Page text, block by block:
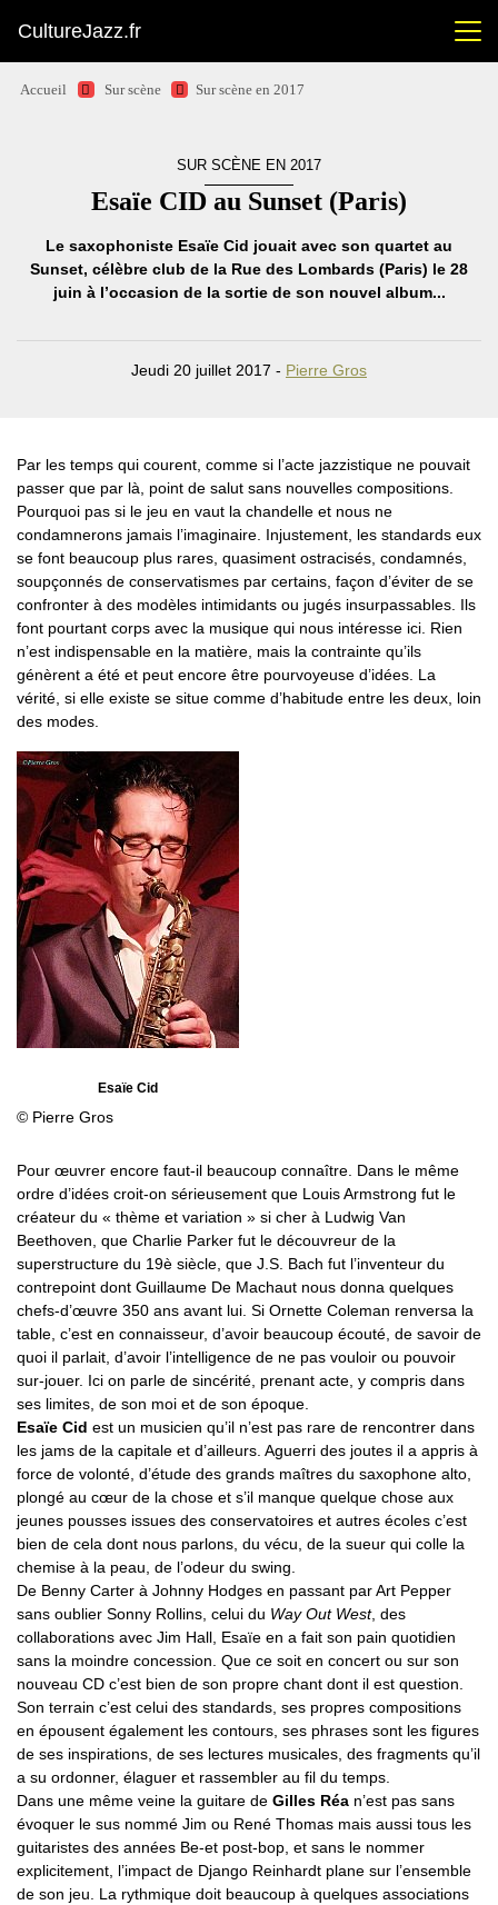
CultureJazz.fr
Accueil Sur scène Sur scène en 2017
SUR SCÈNE EN 2017
Esaïe CID au Sunset (Paris)
Le saxophoniste Esaïe Cid jouait avec son quartet au
Sunset, célèbre club de la Rue des Lombards (Paris) le 28
juin à l’occasion de la sortie de son nouvel album...
Jeudi 20 juillet 2017 - Pierre Gros
Par les temps qui courent, comme si l’acte jazzistique ne pouvait
passer que par là, point de salut sans nouvelles compositions.
Pourquoi pas si le jeu en vaut la chandelle et nous ne
condamnerons jamais l’imaginaire. Injustement, les standards eux
se font beaucoup plus rares, quasiment ostracisés, condamnés,
soupçonnés de conservatismes par certains, façon d’éviter de se
confronter à des modèles intimidants ou jugés insurpassables. Ils
font pourtant corps avec la musique qui nous intéresse ici. Rien
n’est indispensable en la matière, mais la contrainte qu’ils
génèrent a été et peut encore être pourvoyeuse d’idées. La
vérité, si elle existe se situe comme d’habitude entre les deux, loin
des modes.
Esaïe Cid
© Pierre Gros
Pour œuvrer encore faut-il beaucoup connaître. Dans le même
ordre d’idées croit-on sérieusement que Louis Armstrong fut le
créateur du « thème et variation » si cher à Ludwig Van
Beethoven, que Charlie Parker fut le découvreur de la
superstructure du 19è siècle, que J.S. Bach fut l’inventeur du
contrepoint dont Guillaume De Machaut nous donna quelques
chefs-d’œuvre 350 ans avant lui. Si Ornette Coleman renversa la
table, c’est en connaisseur, d’avoir beaucoup écouté, de savoir de
quoi il parlait, d’avoir l’intelligence de ne pas vouloir ou pouvoir
sur-jouer. Ici on parle de sincérité, prenant acte, y compris dans
ses limites, de son moi et de son époque.
Esaïe Cid est un musicien qu’il n’est pas rare de rencontrer dans
les jams de la capitale et d’ailleurs. Aguerri des joutes il a appris à
force de volonté, d’étude des grands maîtres du saxophone alto,
plongé au cœur de la chose et s’il manque quelque chose aux
jeunes pousses issues des conservatoires et autres écoles c’est
bien de cela dont nous parlons, du vécu, de la sueur qui colle la
chemise à la peau, de l’odeur du swing.
De Benny Carter à Johnny Hodges en passant par Art Pepper
sans oublier Sonny Rollins, celui du Way Out West, des
collaborations avec Jim Hall, Esaïe en a fait son pain quotidien
sans la moindre concession. Que ce soit en concert ou sur son
nouveau CD c’est bien de son propre chant dont il est question.
Son terrain c’est celui des standards, ses propres compositions
en épousent également les contours, ses phrases sont les figures
de ses inspirations, de ses lectures musicales, des fragments qu’il
a su ordonner, élaguer et rassembler au fil du temps.
Dans une même veine la guitare de Gilles Réa n’est pas sans
évoquer le sus nommé Jim ou René Thomas mais aussi tous les
guitaristes des années Be-et post-bop, et sans le nommer
explicitement, l’impact de Django Reinhardt plane sur l’ensemble
de son jeu. La rythmique doit beaucoup à quelques associations